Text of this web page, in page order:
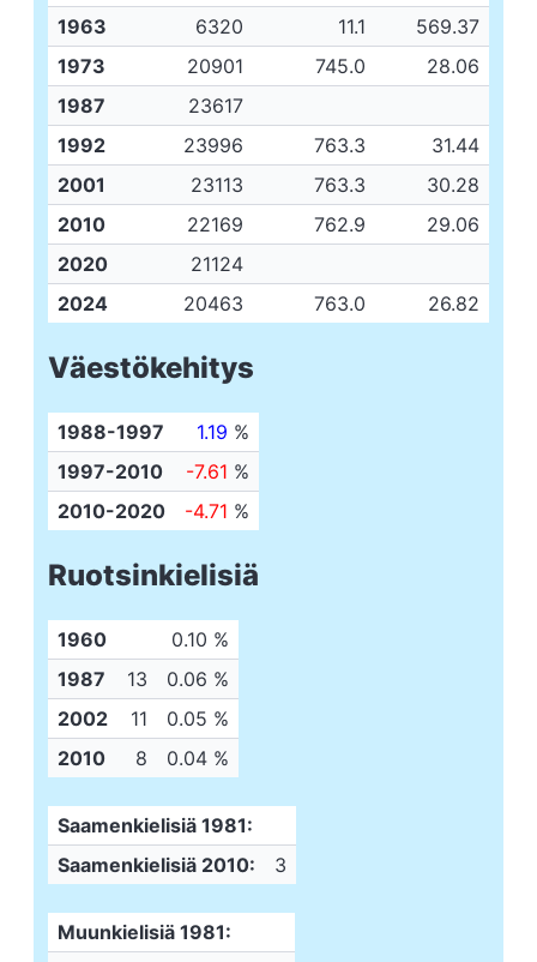
1963
6320 11.1
569.37
1973
20901 745.0
28.06
1987
23617
1992
23996 763.3
31.44
2001
23113 763.3
30.28
2010
22169 762.9
29.06
2020
21124
2024
20463 763.0 26.82
Väestökehitys
1988-1997 1.19 %
1997-2010
-7.61 %
2010-2020
-4.71 %
Ruotsinkielisiä
1960
0.10 %
1987
13
0.06 %
2002
11
0.05 %
2010
8 0.04 %
Saamenkielisiä 1981:
Saamenkielisiä 2010:
3
Muunkielisiä 1981: